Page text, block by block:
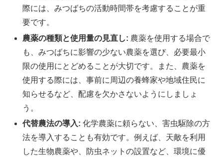
際には、みつばちの活動時間帯を考慮することが重
要です。
農薬の種類と使用量の見直し: 農薬を使用する場合で
も、みつばちに影響の少ない農薬を選び、必要最小
限の使用にとどめることが大切です。また、農薬を
使用する際には、事前に周辺の養蜂家や地域住民に
知らせるなど、配慮を欠かさないようにしましょ
う。
代替農法の導入: 化学農薬に頼らない、害虫駆除の方
法を導入することも有効です。例えば、天敵を利用
した生物農薬や、防虫ネットの設置など、環境に優